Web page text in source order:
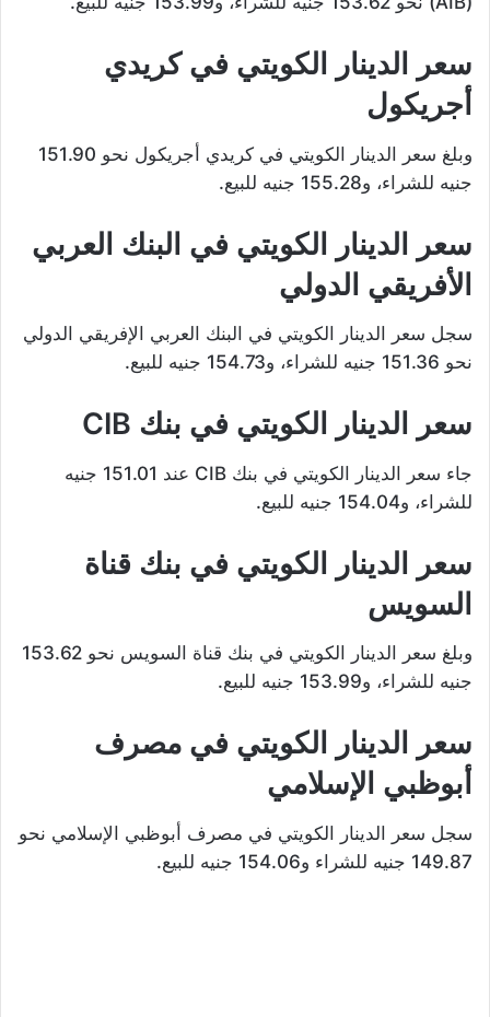
سعر الدينار الكويتي في كريدي
أجريكول
وبلغ سعر الدينار الكويتي في كريدي أجريكول نحو 151.90
جنيه للشراء، و155.28 جنيه للبيع.
سعر الدينار الكويتي في البنك العربي
الأفريقي الدولي
سجل سعر الدينار الكويتي في البنك العربي الإفريقي الدولي
نحو 151.36 جنيه للشراء، و154.73 جنيه للبيع.
سعر الدينار الكويتي في بنك CIB
جاء سعر الدينار الكويتي في بنك CIB عند 151.01 جنيه
للشراء، و154.04 جنيه للبيع.
سعر الدينار الكويتي في بنك قناة
السويس
وبلغ سعر الدينار الكويتي في بنك قناة السويس نحو 153.62
جنيه للشراء، و153.99 جنيه للبيع.
سعر الدينار الكويتي في مصرف
أبوظبي الإسلامي
سجل سعر الدينار الكويتي في مصرف أبوظبي الإسلامي نحو
149.87 جنيه للشراء و154.06 جنيه للبيع.